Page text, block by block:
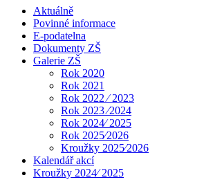
Aktuálně
Povinné informace
E-podatelna
Dokumenty ZŠ
Galerie ZŠ
Rok 2020
Rok 2021
Rok 2022 ⁄ 2023
Rok 2023 ⁄2024
Rok 2024⁄ 2025
Rok 2025⁄2026
Kroužky 2025⁄2026
Kalendář akcí
Kroužky 2024⁄ 2025